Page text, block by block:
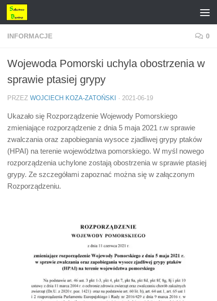
Przejdź do treści
INFORMACJE 0
Wojewoda Pomorski uchyla obostrzenia w
sprawie ptasiej grypy
PRZEZ WOJCIECH KOZA-ZATOŃSKI · 2021-06-19
Ukazało się Rozporządzenie Wojewody Pomorskiego
zmieniające rozporządzenie z dnia 5 maja 2021 r.w sprawie
zwalczania oraz zapobiegania wysoce zjadliwej grypy ptaków
(HPAI) na terenie województwa pomorskiego. W myśl nowego
rozporządzenia uchylone zostają obostrzenia w sprawie ptasiej
grypy. Ze szczegółami zapoznać można się w załączonym
Rozporządzeniu.